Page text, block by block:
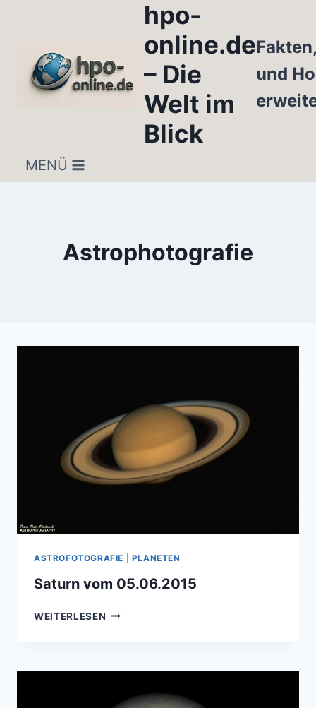
hpo-
online.de
– Die
Welt im
Blick
und
MENÜ
Astrophotografie
ASTROFOTOGRAFIE PLANETEN
Saturn vom 05.06.2015
WEITERLESEN SATURN